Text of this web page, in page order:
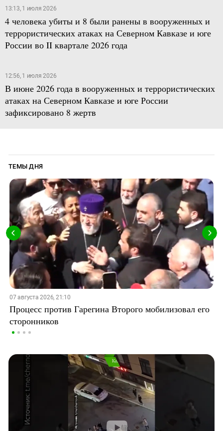
13:13, 1 июля 2026
4 человека убиты и 8 были ранены в вооруженных и
террористических атаках на Северном Кавказе и юге
России во II квартале 2026 года
12:56, 1 июля 2026
В июне 2026 года в вооруженных и террористических
атаках на Северном Кавказе и юге России
зафиксировано 8 жертв
ТЕМЫ ДНЯ
07 августа 2026, 21:10
Процесс против Гарегина Второго мобилизовал его
сторонников